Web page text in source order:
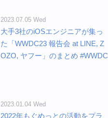
2023.07.05 Wed
大手3社のiOSエンジニアが集っ
た「WWDC23 報告会 at LINE, Z
OZO, ヤフー」のまとめ #WWDC
2023.01.04 Wed
2022年もぐめっとの活動をプラ